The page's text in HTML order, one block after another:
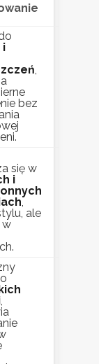
i
,
bez
się w
i
,
ale
w
,